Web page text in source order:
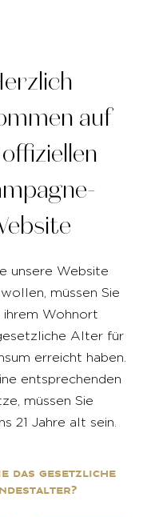
auf
unsere Website
müssen Sie
ihrem Wohnort
Alter für
erreicht haben.
entsprechenden
müssen Sie
21 Jahre alt sein.
das gesetzliche